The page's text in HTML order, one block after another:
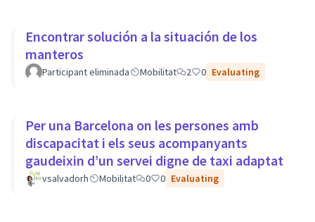
Encontrar solución a la situación de los
manteros
Participant eliminada Mobilitat 2 0 Evaluating
Per una Barcelona on les persones amb
discapacitat i els seus acompanyants
gaudeixin d’un servei digne de taxi adaptat
vsalvadorh Mobilitat 0 0 Evaluating